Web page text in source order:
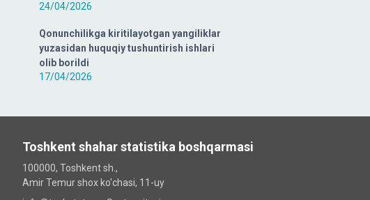
24/04/2026
Qonunchilikga kiritilayotgan yangiliklar
yuzasidan huquqiy tushuntirish ishlari
olib borildi
17/04/2026
Toshkent shahar statistika boshqarmasi
100000, Toshkent sh.,
Amir Temur shox ko'chasi, 11-uy